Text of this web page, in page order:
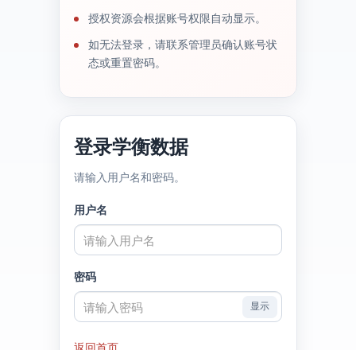
授权资源会根据账号权限自动显示。
如无法登录，请联系管理员确认账号状
态或重置密码。
登录学衡数据
请输入用户名和密码。
用户名
密码
显示